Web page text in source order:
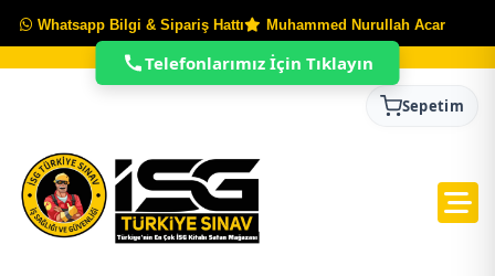
Whatsapp Bilgi & Sipariş Hattı Muhammed Nurullah Acar
Sepetim
Telefonlarımız İçin Tıklayın